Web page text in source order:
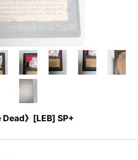
Dead》[LEB] SP+